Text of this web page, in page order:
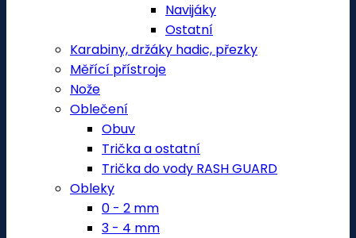
Navijáky
Ostatní
Karabiny, držáky hadic, přezky
Měřící přístroje
Nože
Oblečení
Obuv
Trička a ostatní
Trička do vody RASH GUARD
Obleky
0 - 2 mm
3 - 4 mm